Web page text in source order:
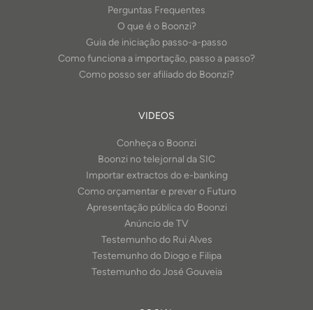
Perguntas Frequentes
O que é o Boonzi?
Guia de iniciação passo-a-passo
Como funciona a importação, passo a passo?
Como posso ser afiliado do Boonzi?
VIDEOS
Conheça o Boonzi
Boonzi no telejornal da SIC
Importar extractos do e-banking
Como orçamentar e prever o Futuro
Apresentação pública do Boonzi
Anúncio de TV
Testemunho do Rui Alves
Testemunho do Diogo e Filipa
Testemunho do José Gouveia